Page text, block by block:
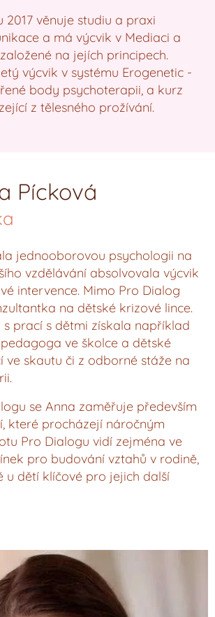
věnuje studiu a praxi
a má výcvik v Mediaci a
na jejích principech.
výcvik v systému Erogenetic -
body psychoterapii, a kurz
z tělesného prožívání.
Pícková
jednooborovou psychologii na
vzdělávání absolvovala výcvik
intervence. Mimo Pro Dialog
na dětské krizové lince.
s prací s dětmi získala například
ve školce a dětské
ve skautu či z odborné stáže na
se Anna zaměřuje především
které procházejí náročným
Pro Dialogu vidí zejména ve
pro budování vztahů v rodině,
u dětí klíčové pro jejich další